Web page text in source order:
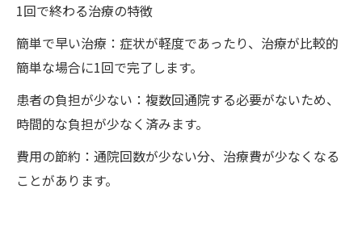
1回で終わる治療の特徴
簡単で早い治療：症状が軽度であったり、治療が比較的
簡単な場合に1回で完了します。
患者の負担が少ない：複数回通院する必要がないため、
時間的な負担が少なく済みます。
費用の節約：通院回数が少ない分、治療費が少なくなる
ことがあります。